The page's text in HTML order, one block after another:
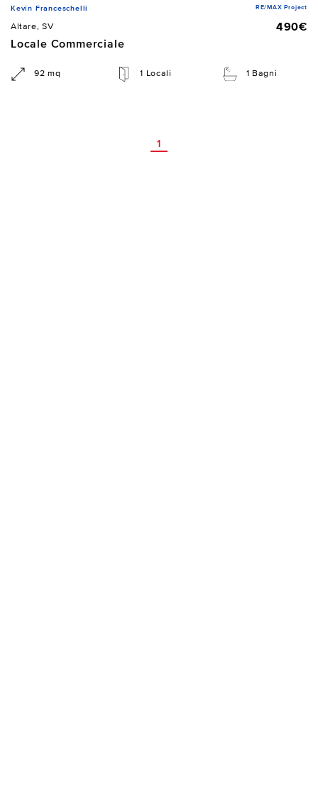
Kevin Franceschelli RE/MAX Project
Altare, SV
490€
Locale Commerciale
92 mq 1 Locali 1 Bagni
1